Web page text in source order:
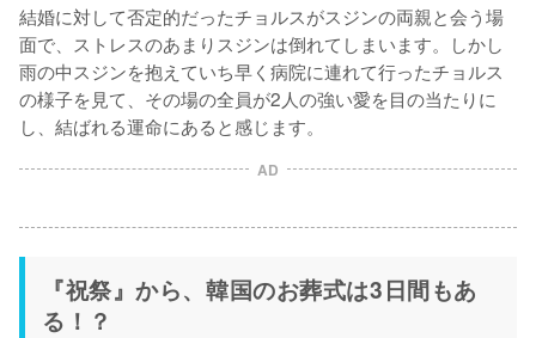
結婚に対して否定的だったチョルスがスジンの両親と会う場
面で、ストレスのあまりスジンは倒れてしまいます。しかし
雨の中スジンを抱えていち早く病院に連れて行ったチョルス
の様子を見て、その場の全員が2人の強い愛を目の当たりに
し、結ばれる運命にあると感じます。
AD
『祝祭』から、韓国のお葬式は3日間もあ
る！？